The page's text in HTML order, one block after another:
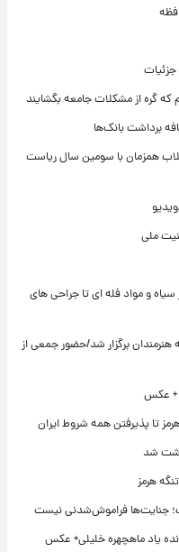
گره از مشکلات جامعه بگشایند
بانک‌ها
همزمان با سومین سال ریاست
ملی
و مواد فله ای تا جراحی های
برگزار شد/حضور جمعی از
عکس
تا پذیرفتن همه شروط ایران
شد
هرمز
جنایت‌ها فراموش‌شدنی نیست
یاد ماهچهره خلیلی+ عکس